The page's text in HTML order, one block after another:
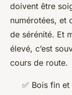
doivent être
numérotées, et
de sérénité. Et
élevé, c’est
cours de route.
✅ Bois fin